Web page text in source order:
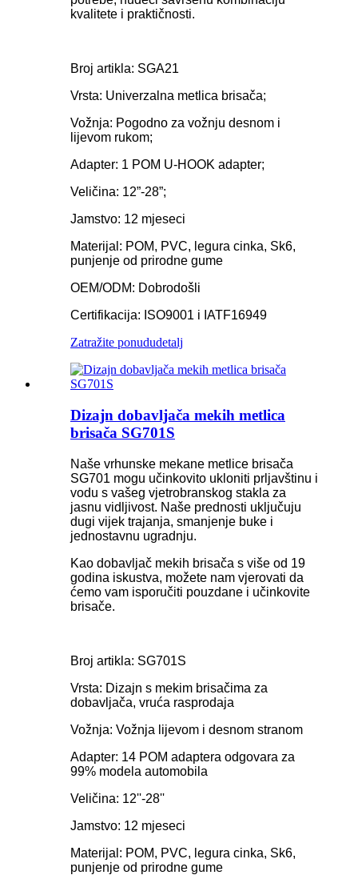
kvalitete i praktičnosti.
Broj artikla: SGA21
Vrsta: Univerzalna metlica brisača;
Vožnja: Pogodno za vožnju desnom i
lijevom rukom;
Adapter: 1 POM U-HOOK adapter;
Veličina: 12”-28”;
Jamstvo: 12 mjeseci
Materijal: POM, PVC, legura cinka, Sk6,
punjenje od prirodne gume
OEM/ODM: Dobrodošli
Certifikacija: ISO9001 i IATF16949
Zatražite ponududetalj
Dizajn dobavljača mekih metlica
brisača SG701S
Naše vrhunske mekane metlice brisača
SG701 mogu učinkovito ukloniti prljavštinu i
vodu s vašeg vjetrobranskog stakla za
jasnu vidljivost. Naše prednosti uključuju
dugi vijek trajanja, smanjenje buke i
jednostavnu ugradnju.
Kao dobavljač mekih brisača s više od 19
godina iskustva, možete nam vjerovati da
ćemo vam isporučiti pouzdane i učinkovite
brisače.
Broj artikla: SG701S
Vrsta: Dizajn s mekim brisačima za
dobavljača, vruća rasprodaja
Vožnja: Vožnja lijevom i desnom stranom
Adapter: 14 POM adaptera odgovara za
99% modela automobila
Veličina: 12''-28''
Jamstvo: 12 mjeseci
Materijal: POM, PVC, legura cinka, Sk6,
punjenje od prirodne gume